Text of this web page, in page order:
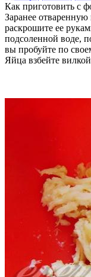
Как приготовить с
Заранее отваренную
раскрошите ее
подсоленной воде,
вы пробуйте по
Яйца взбейте